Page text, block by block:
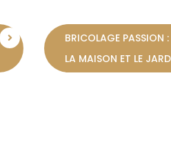
italienne sans
paroi
nécessaires
BRICOLAGE PASSION
LA MAISON ET LE